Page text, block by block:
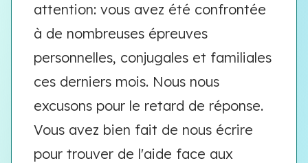
attention: vous avez été confrontée
à de nombreuses épreuves
personnelles, conjugales et familiales
ces derniers mois. Nous nous
excusons pour le retard de réponse.
Vous avez bien fait de nous écrire
pour trouver de l'aide face aux